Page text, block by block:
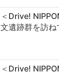
＜Drive!
文遺跡群を訪ね
＜Drive!